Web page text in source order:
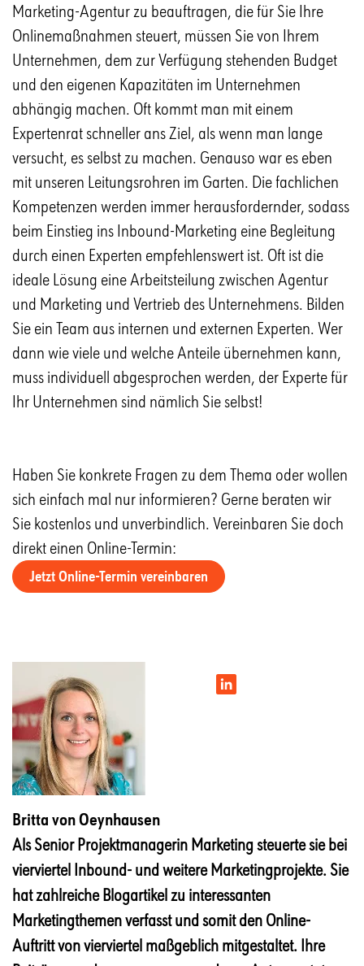
Marketing-Agentur zu beauftragen, die für Sie Ihre
Onlinemaßnahmen steuert, müssen Sie von Ihrem
Unternehmen, dem zur Verfügung stehenden Budget
und den eigenen Kapazitäten im Unternehmen
abhängig machen. Oft kommt man mit einem
Expertenrat schneller ans Ziel, als wenn man lange
versucht, es selbst zu machen. Genauso war es eben
mit unseren Leitungsrohren im Garten. Die fachlichen
Kompetenzen werden immer herausfordernder, sodass
beim Einstieg ins Inbound-Marketing eine Begleitung
durch einen Experten empfehlenswert ist. Oft ist die
ideale Lösung eine Arbeitsteilung zwischen Agentur
und Marketing und Vertrieb des Unternehmens. Bilden
Sie ein Team aus internen und externen Experten. Wer
dann wie viele und welche Anteile übernehmen kann,
muss individuell abgesprochen werden, der Experte für
Ihr Unternehmen sind nämlich Sie selbst!
Haben Sie konkrete Fragen zu dem Thema oder wollen
sich einfach mal nur informieren? Gerne beraten wir
Sie kostenlos und unverbindlich. Vereinbaren Sie doch
direkt einen Online-Termin:
Jetzt Online-Termin vereinbaren
Britta von Oeynhausen
Als Senior Projektmanagerin Marketing steuerte sie bei
vierviertel Inbound- und weitere Marketingprojekte. Sie
hat zahlreiche Blogartikel zu interessanten
Marketingthemen verfasst und somit den Online-
Auftritt von vierviertel maßgeblich mitgestaltet. Ihre